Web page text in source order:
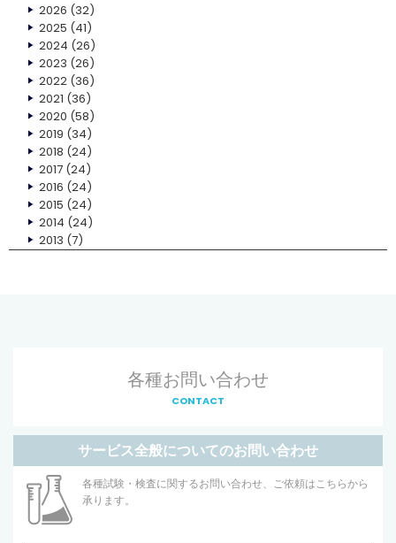
2026 (32)
2025 (41)
2024 (26)
2023 (26)
2022(36)
2021 (36)
2020 (58)
2019 (34)
2018 (24)
2017(24)
2016 (24)
2015 (24)
2014 (24)
2013 (7)
各種お問い合わせ
CONTACT
サービス全般についてのお問い合わせ
各種試験・検査に関するお問い合わせ、ご依頼はこちらから
承ります。